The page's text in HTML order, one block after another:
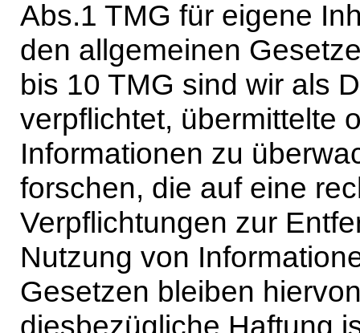
Abs.1 TMG für eigene
den allgemeinen
bis 10 TMG sind wir als
verpflichtet, übermittelte
Informationen zu
forschen, die auf eine
Verpflichtungen zur
Nutzung von
Gesetzen bleiben
diesbezügliche Haftung